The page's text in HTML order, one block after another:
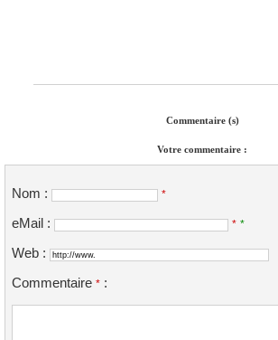
Commentaire (s)
Votre commentaire :
Nom : *
eMail : * *
Web :
Commentaire * :